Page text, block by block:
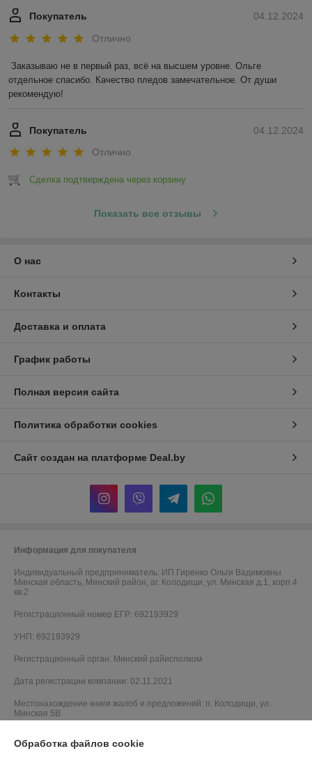
04.12.2024
Покупатель
Отлично
Заказываю не в первый раз, всё на высшем уровне. Ольге
отдельное спасибо. Качество пледов замечательное. От души
рекомендую!
04.12.2024
Покупатель
Отлично
Сделка подтверждена через корзину
Показать все отзывы
О нас
Контакты
Доставка и оплата
График работы
Полная версия сайта
Политика обработки cookies
Сайт создан на платформе Deal.by
Информация для покупателя
Индивидуальный предприниматель: ИП Гиренко Ольги Вадимовны
Минская область, Минский район, аг. Колодищи, ул. Минская д.1, корп.4
кв.2
Регистрационный номер ЕГР: 692193929
УНП: 692193929
Регистрационный орган: Минский райисполком
Дата регистрации компании: 02.11.2021
Местонахождение книги жалоб и предложений: п. Колодищи, ул.
Минская 5В
Обработка файлов cookie